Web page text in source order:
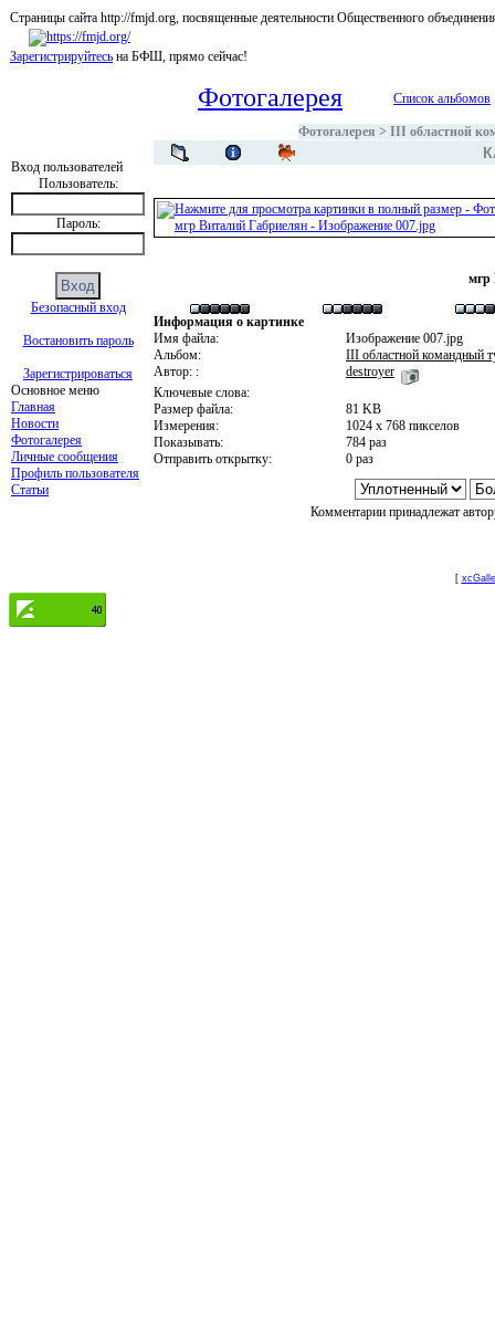
Страницы сайта http://fmjd.org, посвященные деятельности Общественного
Зарегистрируйтесь на БФШ, прямо сейчас!
Вход пользователей
Пользователь:
Пароль:
Безопасный вход
Востановить пароль
Зарегистрироваться
Основное меню
Главная
Новости
Фотогалерея
Личные сообщения
Профиль пользователя
Статьи
Фотогалерея Список альбомов
Фотогалерея > III областной
мгр
Информация о картинке
Имя файла:
Изображение 007.jpg
Альбом:
III областной командный
Автор: :
destroyer
Ключевые слова:
Размер файла:
81 KB
Измерения:
1024 x 768 пикселов
Показывать:
784 раз
Отправить открытку:
0 раз
Комментарии принадлежат
[